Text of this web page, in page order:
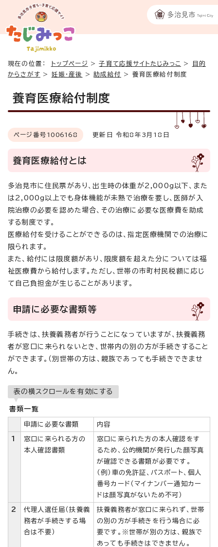
現在の位置： トップページ >子育て応援サイトたじみっこ >
目的
からさがす > 妊娠・産後 > 助成給付 > 養育医療給付制度
養育医療給付制度
ページ番号 1006168 更新日 令和8年3月18日
養育医療給付とは
多治見市に住民票があり、出生時の体重が2,000g以下、また
は2,000g以上でも身体機能が未熟で治療を要し、医師が入
院治療の必要を認めた場合、その治療に必要な医療費を助成
する制度です。
医療給付を受けることができるのは、指定医療機関での治療に
限られます。
また、給付には限度額があり、限度額を超えた分については福
祉医療費から給付します。ただし、世帯の市町村民税額に応じ
て自己負担金が生じることがあります。
申請に必要な書類等
手続きは、扶養義務者が行うことになっていますが、扶養義務
者が窓口に来られないとき、世帯内の別の方が手続きすること
ができます。（別世帯の方は、親族であっても手続きできませ
ん。
表の横スクロールを有効にする
書類一覧
申請に必要な書類 内容
1
窓口に来られる方の
本人確認書類
窓口に来られた方の本人確認をす
るため、公的機関が発行した顔写真
が確認できる書類が必要です。
（例）車の免許証、パスポート、個人
番号カード（マイナンバー通知カー
ドは顔写真がないため不可）
2
代理人選任届（扶養義
務者が手続きする場
合は不要）
扶養義務者が窓口に来られず、世帯
の別の方が手続きを行う場合に必
要です。※世帯が別の方は、親族で
あっても手続きはできません。